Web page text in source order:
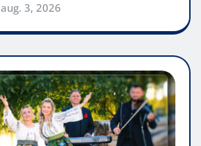
aug. 3, 2026